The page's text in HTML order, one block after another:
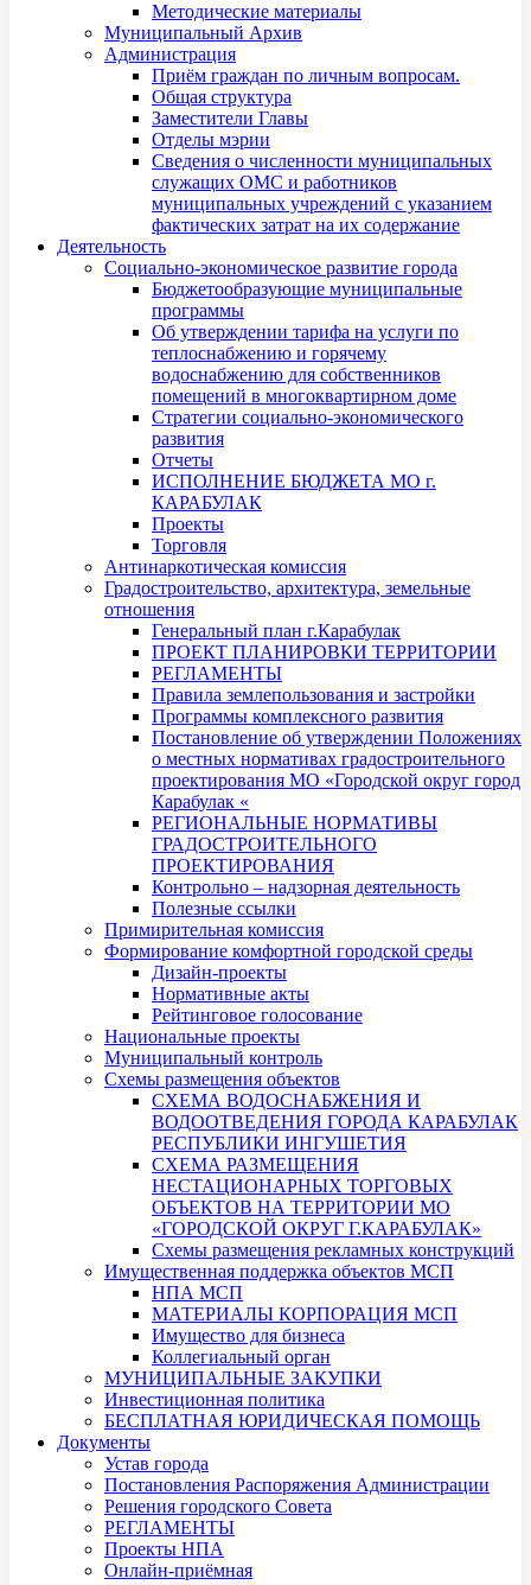
Методические материалы
Муниципальный Архив
Администрация
Приём граждан по личным вопросам.
Общая структура
Заместители Главы
Отделы мэрии
Сведения о численности муниципальных
служащих ОМС и работников
муниципальных учреждений с указанием
фактических затрат на их содержание
Деятельность
Социально-экономическое развитие города
Бюджетообразующие муниципальные
программы
Об утверждении тарифа на услуги по
теплоснабжению и горячему
водоснабжению для собственников
помещений в многоквартирном доме
Стратегии социально-экономического
развития
Отчеты
ИСПОЛНЕНИЕ БЮДЖЕТА МО г.
КАРАБУЛАК
Проекты
Торговля
Антинаркотическая комиссия
Градостроительство, архитектура, земельные
отношения
Генеральный план г.Карабулак
ПРОЕКТ ПЛАНИРОВКИ ТЕРРИТОРИИ
РЕГЛАМЕНТЫ
Правила землепользования и застройки
Программы комплексного развития
Постановление об утверждении Положениях
о местных нормативах градостроительного
проектирования МО «Городской округ город
Карабулак «
РЕГИОНАЛЬНЫЕ НОРМАТИВЫ
ГРАДОСТРОИТЕЛЬНОГО
ПРОЕКТИРОВАНИЯ
Контрольно – надзорная деятельность
Полезные ссылки
Примирительная комиссия
Формирование комфортной городской среды
Дизайн-проекты
Нормативные акты
Рейтинговое голосование
Национальные проекты
Муниципальный контроль
Схемы размещения объектов
СХЕМА ВОДОСНАБЖЕНИЯ И
ВОДООТВЕДЕНИЯ ГОРОДА КАРАБУЛАК
РЕСПУБЛИКИ ИНГУШЕТИЯ
СХЕМА РАЗМЕЩЕНИЯ
НЕСТАЦИОНАРНЫХ ТОРГОВЫХ
ОБЪЕКТОВ НА ТЕРРИТОРИИ МО
«ГОРОДСКОЙ ОКРУГ Г.КАРАБУЛАК»
Схемы размещения рекламных конструкций
Имущественная поддержка объектов МСП
НПА МСП
МАТЕРИАЛЫ КОРПОРАЦИЯ МСП
Имущество для бизнеса
Коллегиальный орган
МУНИЦИПАЛЬНЫЕ ЗАКУПКИ
Инвестиционная политика
БЕСПЛАТНАЯ ЮРИДИЧЕСКАЯ ПОМОЩЬ
Документы
Устав города
Постановления Распоряжения Администрации
Решения городского Совета
РЕГЛАМЕНТЫ
Проекты НПА
Онлайн-приёмная